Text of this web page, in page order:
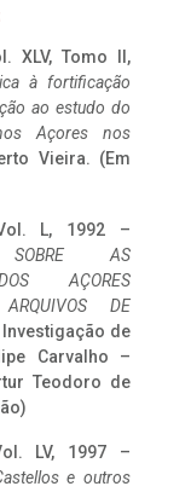
XLV, Tomo II,
à fortificação
ao estudo do
Açores nos
Vieira. (Em
L, 1992 –
SOBRE AS
AÇORES
DE
Investigação de
Carvalho –
Teodoro de
LV, 1997 –
e outros